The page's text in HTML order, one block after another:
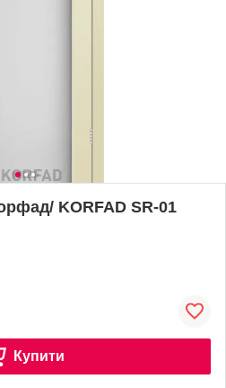
KORFAD SR-01
Купити